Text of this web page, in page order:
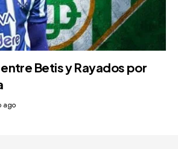
Betis y Rayados por
ago